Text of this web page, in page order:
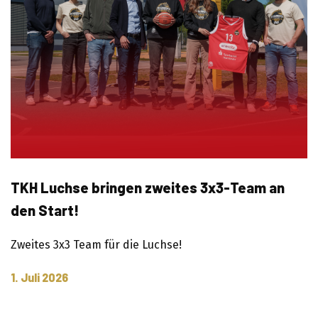
TKH Luchse bringen zweites 3x3-Team an
den Start!
Zweites 3x3 Team für die Luchse!
1. Juli 2026